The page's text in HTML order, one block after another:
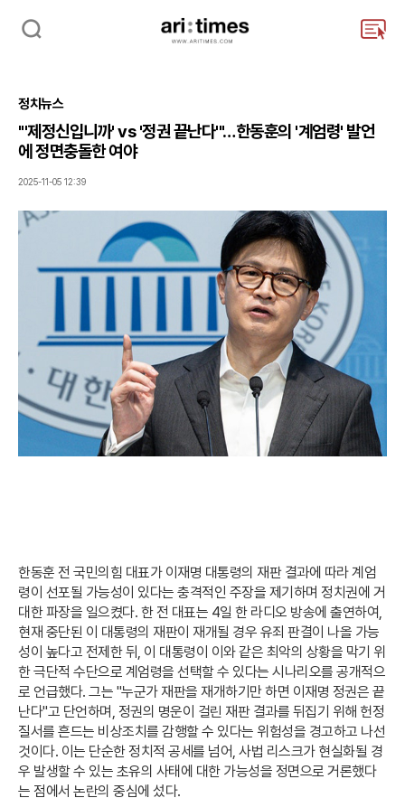
검
주
메
뉴
정치뉴스
"'제정신입니까' vs '정권 끝난다'"…한동훈의 '계엄령' 발언
에 정면충돌한 여야
2025-11-05 12:39
한동훈 전 국민의힘 대표가 이재명 대통령의 재판 결과에 따라 계엄
령이 선포될 가능성이 있다는 충격적인 주장을 제기하며 정치권에 거
대한 파장을 일으켰다. 한 전 대표는 4일 한 라디오 방송에 출연하여,
현재 중단된 이 대통령의 재판이 재개될 경우 유죄 판결이 나올 가능
성이 높다고 전제한 뒤, 이 대통령이 이와 같은 최악의 상황을 막기 위
한 극단적 수단으로 계엄령을 선택할 수 있다는 시나리오를 공개적으
로 언급했다. 그는 "누군가 재판을 재개하기만 하면 이재명 정권은 끝
난다"고 단언하며, 정권의 명운이 걸린 재판 결과를 뒤집기 위해 헌정
질서를 흔드는 비상조치를 감행할 수 있다는 위험성을 경고하고 나선
것이다. 이는 단순한 정치적 공세를 넘어, 사법 리스크가 현실화될 경
우 발생할 수 있는 초유의 사태에 대한 가능성을 정면으로 거론했다
는 점에서 논란의 중심에 섰다.